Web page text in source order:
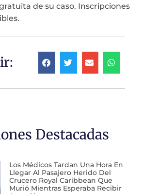
de su caso. Inscripciones
Destacadas
Los Médicos Tardan Una Hora En
Llegar Al Pasajero Herido Del
Crucero Royal Caribbean Que
Murió Mientras Esperaba Recibir